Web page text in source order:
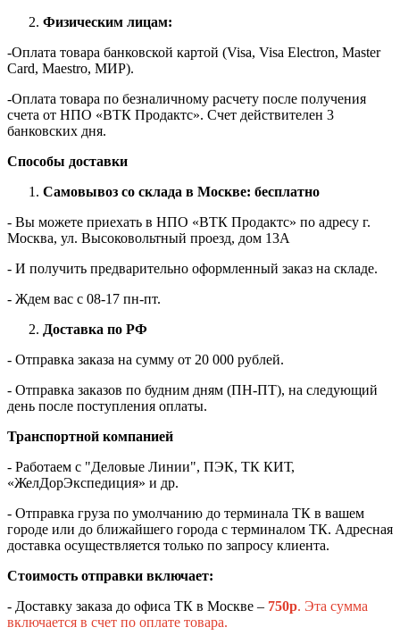
Физическим лицам:
-Оплата товара банковской картой (Visa, Visa Electron, Master
Card, Maestro, МИР).
-Оплата товара по безналичному расчету после получения
счета от НПО «ВТК Продактс». Счет действителен 3
банковских дня.
Способы доставки
Самовывоз со склада в Москве: бесплатно
- Вы можете приехать в НПО «ВТК Продактс» по адресу г.
Москва, ул. Высоковольтный проезд, дом 13А
- И получить предварительно оформленный заказ на складе.
- Ждем вас c 08-17 пн-пт.
Доставка по РФ
- Отправка заказа на сумму от 20 000 рублей.
- Отправка заказов по будним дням (ПН-ПТ), на следующий
день после поступления оплаты.
Транспортной компанией
- Работаем с "Деловые Линии", ПЭК, ТК КИТ,
«ЖелДорЭкспедиция» и др.
- Отправка груза по умолчанию до терминала ТК в вашем
городе или до ближайшего города с терминалом ТК. Адресная
доставка осуществляется только по запросу клиента.
Стоимость отправки включает:
- Доставку заказа до офиса ТК в Москве – 750р. Эта сумма
включается в счет по оплате товара.